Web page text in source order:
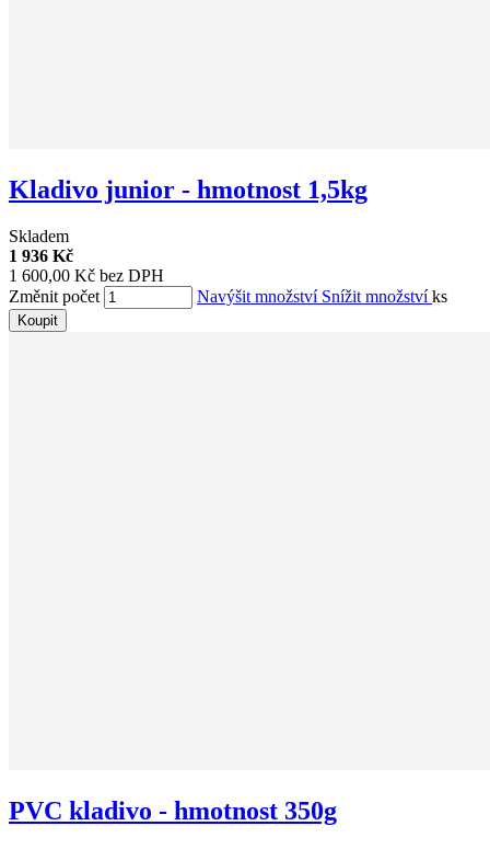
Kladivo junior - hmotnost 1,5kg
Skladem
1 936 Kč
1 600,00 Kč bez DPH
Změnit počet
Navýšit množství Snížit množstvíks
Koupit
PVC kladivo - hmotnost 350g